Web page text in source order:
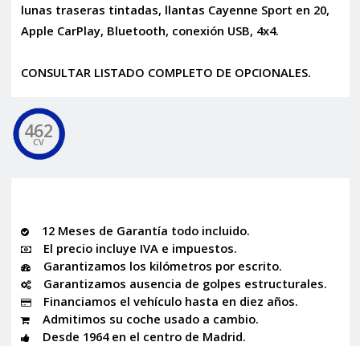
lunas traseras tintadas, llantas Cayenne Sport en 20,
Apple CarPlay, Bluetooth, conexión USB, 4x4.
CONSULTAR LISTADO COMPLETO DE OPCIONALES.
462
CV
12 Meses de Garantía todo incluido.
El precio incluye IVA e impuestos.
Garantizamos los kilómetros por escrito.
Garantizamos ausencia de golpes estructurales.
Financiamos el vehículo hasta en diez años.
Admitimos su coche usado a cambio.
Desde 1964 en el centro de Madrid.